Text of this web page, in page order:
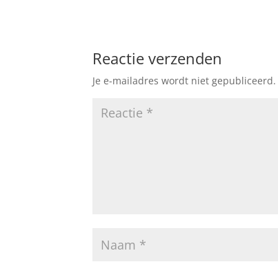
Reactie verzenden
Je e-mailadres wordt niet gepubliceerd.